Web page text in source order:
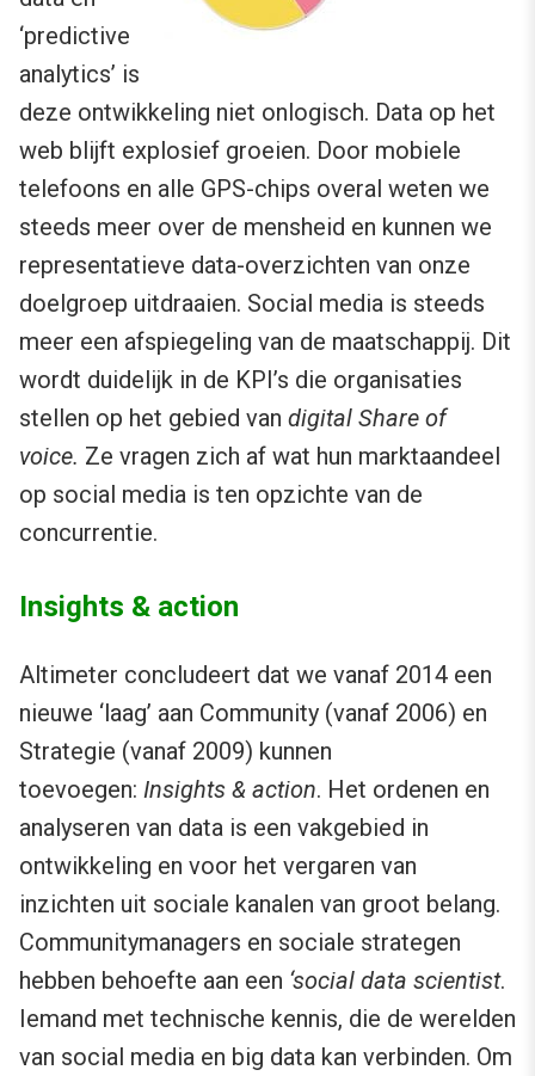
‘predictive
analytics’ is
deze ontwikkeling niet onlogisch. Data op het
web blijft explosief groeien. Door mobiele
telefoons en alle GPS-chips overal weten we
steeds meer over de mensheid en kunnen we
representatieve data-overzichten van onze
doelgroep uitdraaien. Social media is steeds
meer een afspiegeling van de maatschappij. Dit
wordt duidelijk in de KPI’s die organisaties
stellen op het gebied van digital Share of
voice. Ze vragen zich af wat hun marktaandeel
op social media is ten opzichte van de
concurrentie.
Insights & action
Altimeter concludeert dat we vanaf 2014 een
nieuwe ‘laag’ aan Community (vanaf 2006) en
Strategie (vanaf 2009) kunnen
toevoegen: Insights & action. Het ordenen en
analyseren van data is een vakgebied in
ontwikkeling en voor het vergaren van
inzichten uit sociale kanalen van groot belang.
Communitymanagers en sociale strategen
hebben behoefte aan een ‘social data scientist.
Iemand met technische kennis, die de werelden
van social media en big data kan verbinden. Om